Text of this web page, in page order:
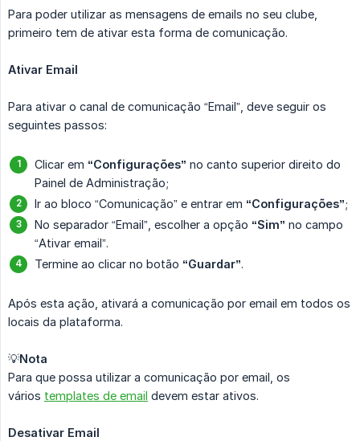
Para poder utilizar as mensagens de emails no seu clube,
primeiro tem de ativar esta forma de comunicação.
Ativar Email
Para ativar o canal de comunicação “Email”, deve seguir os
seguintes passos:
Clicar em “Configurações” no canto superior direito do
Painel de Administração;
Ir ao bloco “Comunicação” e entrar em “Configurações”;
No separador “Email”, escolher a opção “Sim” no campo
“Ativar email”.
Termine ao clicar no botão “Guardar”.
Após esta ação, ativará a comunicação por email em todos os
locais da plataforma.
💡Nota
Para que possa utilizar a comunicação por email, os
vários templates de email devem estar ativos.
Desativar Email